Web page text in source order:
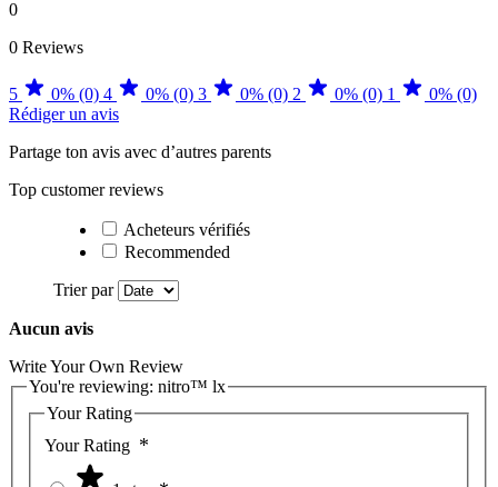
0
0 Reviews
5 0% (0) 4 0% (0) 3 0% (0) 2 0% (0) 1
0% (0)
Rédiger un avis
Partage ton avis avec d’autres parents
Top customer reviews
Acheteurs vérifiés
Recommended
Trier par
Aucun avis
Write Your Own Review
You're reviewing: nitro™ lx
Your Rating
Your Rating